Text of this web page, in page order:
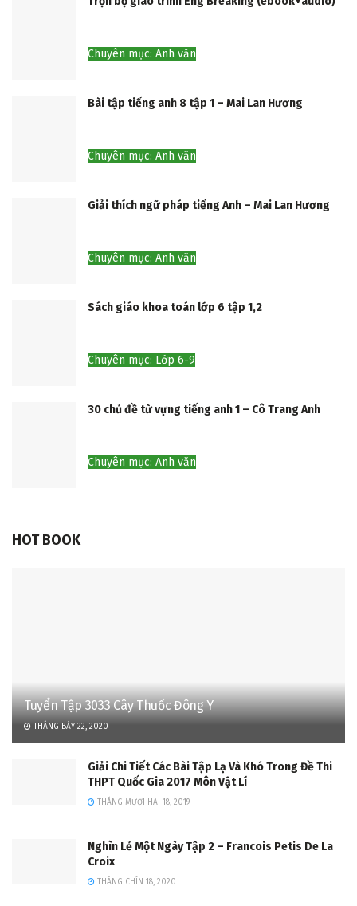
Chuyên mục: Anh văn
Bài tập tiếng anh 8 tập 1 – Mai Lan Hương
Chuyên mục: Anh văn
Giải thích ngữ pháp tiếng Anh – Mai Lan Hương
Chuyên mục: Anh văn
Sách giáo khoa toán lớp 6 tập 1,2
Chuyên mục: Lớp 6-9
30 chủ đề từ vựng tiếng anh 1 – Cô Trang Anh
Chuyên mục: Anh văn
HOT BOOK
Tuyển Tập 3033 Cây Thuốc Đông Y
THÁNG BẢY 22, 2020
Giải Chi Tiết Các Bài Tập Lạ Và Khó Trong Đề Thi
THPT Quốc Gia 2017 Môn Vật Lí
THÁNG MƯỜI HAI 18, 2019
Nghìn Lẻ Một Ngày Tập 2 – Francois Petis De La
Croix
THÁNG CHÍN 18, 2020